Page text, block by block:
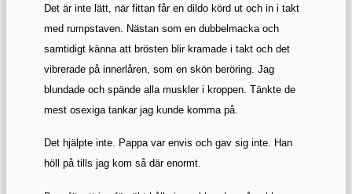
Det är inte lätt, när fittan får en dildo körd ut och in i takt
med rumpstaven. Nästan som en dubbelmacka och
samtidigt känna att brösten blir kramade i takt och det
vibrerade på innerlåren, som en skön beröring. Jag
blundade och spände alla muskler i kroppen. Tänkte de
mest osexiga tankar jag kunde komma på.
Det hjälpte inte. Pappa var envis och gav sig inte. Han
höll på tills jag kom så där enormt.